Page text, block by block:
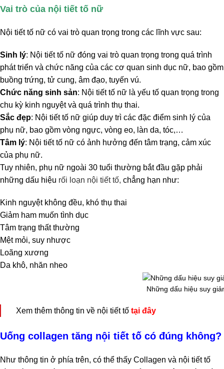
Vai trò của nội tiết tố nữ
Nội tiết tố nữ có vai trò quan trọng trong các lĩnh vực sau:
Sinh lý: Nội tiết tố nữ đóng vai trò quan trọng trong quá trình
phát triển và chức năng của các cơ quan sinh dục nữ, bao gồm
buồng trứng, tử cung, âm đạo, tuyến vú.
Chức năng sinh sản: Nội tiết tố nữ là yếu tố quan trọng trong
chu kỳ kinh nguyệt và quá trình thụ thai.
Sắc đẹp: Nội tiết tố nữ giúp duy trì các đặc điểm sinh lý của
phụ nữ, bao gồm vòng ngực, vòng eo, làn da, tóc,…
Tâm lý: Nội tiết tố nữ có ảnh hưởng đến tâm trạng, cảm xúc
của phụ nữ.
Tuy nhiên, phụ nữ ngoài 30 tuổi thường bắt đầu gặp phải
những dấu hiệu rối loạn nội tiết tố, chẳng hạn như:
Kinh nguyệt không đều, khó thụ thai
Giảm ham muốn tình dục
Tâm trạng thất thường
Mệt mỏi, suy nhược
Loãng xương
Da khô, nhăn nheo
Những dấu hiệu suy
Xem thêm thông tin về nội tiết tố tại đây
Uống collagen tăng nội tiết tố có đúng không?
Như thông tin ở phía trên, có thể thấy Collagen và nội tiết tố